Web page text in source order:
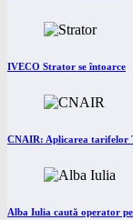
IVECO Strator se întoarce
CNAIR: Aplicarea tarifelor
Alba Iulia caută operator